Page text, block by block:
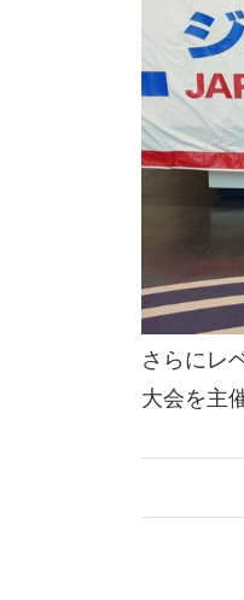
さらにレ
大会を主